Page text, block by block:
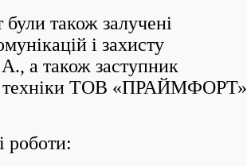
також залучені
і захисту
а також заступник
техніки ТОВ «ПРАЙМФОРТ»
роботи: